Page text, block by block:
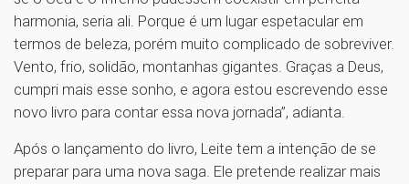
harmonia, seria ali. Porque é um lugar espetacular em
termos de beleza, porém muito complicado de sobreviver.
Vento, frio, solidão, montanhas gigantes. Graças a Deus,
cumpri mais esse sonho, e agora estou escrevendo esse
novo livro para contar essa nova jornada”, adianta.
Após o lançamento do livro, Leite tem a intenção de se
preparar para uma nova saga. Ele pretende realizar mais